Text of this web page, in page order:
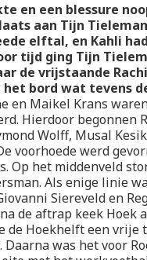
en een blessure
aan Tijn
elftal, en Kahli
tijd ging Tijn
de vrijstaande
het bord wat tevens
en Maikel Krans
Hierdoor begonnen
Wolff, Musal
voorhoede werd
Op het middenveld
Als enige linie
Siereveld en
de aftrap keek Hoek
de Hoekhelft een
was het voor